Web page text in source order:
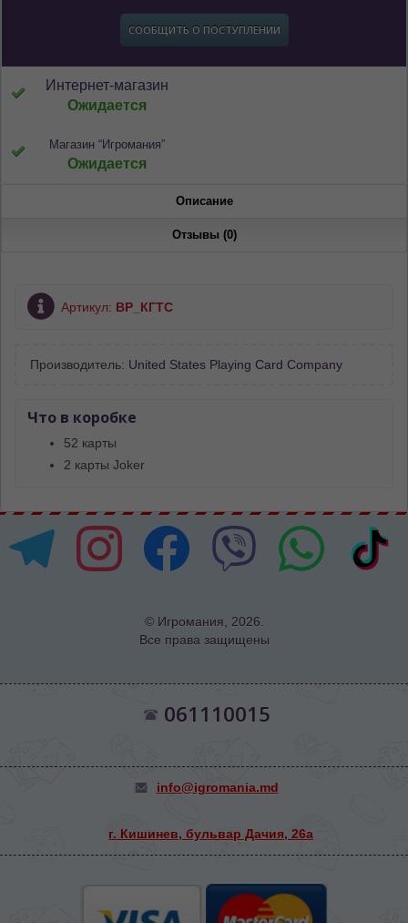
СООБЩИТЬ О ПОСТУПЛЕНИИ
Интернет-магазин
Ожидается
Магазин “Игромания”
Ожидается
Описание
Отзывы (0)
Артикул: ВР_КГТС
Производитель: United States Playing Card Company
Что в коробке
52 карты
2 карты Joker
© Игромания, 2026.
Все права защищены
061110015
info@igromania.md
г. Кишинев, бульвар Дачия, 26а